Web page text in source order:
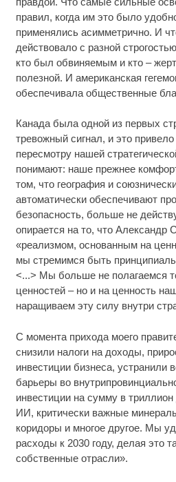
правил, когда им это было
применялись асимметрично. И
действовало с разной
кто был обвиняемым и кто –
полезной. И американская
обеспечивала общественные
Канада была одной из первых
тревожный сигнал, и это
пересмотру нашей
понимают: наше прежнее
том, что география и
автоматически обеспечивают
безопасность, больше не
опирается на то, что Александр
«реализмом, основанным на
мы стремимся быть
<...> Мы больше не полагаемся
ценностей – но и на ценность
наращиваем эту силу внутри
С момента прихода моего
снизили налоги на доходы,
инвестиции бизнеса, устранили
барьеры во
инвестиции на сумму в триллион
ИИ, критически важные
коридоры и многое другое. Мы
расходы к 2030 году, делая это
собственные отрасли».